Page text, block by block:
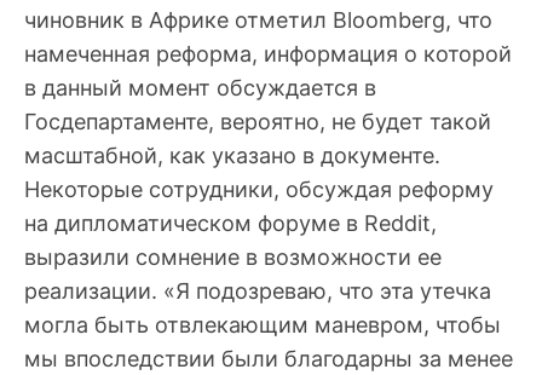
чиновник в Африке отметил Bloomberg, что
намеченная реформа, информация о которой
в данный момент обсуждается в
Госдепартаменте, вероятно, не будет такой
масштабной, как указано в документе.
Некоторые сотрудники, обсуждая реформу
на дипломатическом форуме в Reddit,
выразили сомнение в возможности ее
реализации. «Я подозреваю, что эта утечка
могла быть отвлекающим маневром, чтобы
мы впоследствии были благодарны за менее